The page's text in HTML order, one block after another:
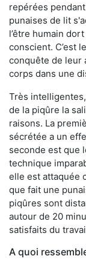
repérées
punaises de lit
l’être humain
conscient. C’est
conquête de leur
corps dans une
Très
de la piqûre la
raisons. La
sécrétée a un
seconde est que
technique
elle est attaquée
que fait une
piqûres sont
autour de 20
satisfaits du
A quoi